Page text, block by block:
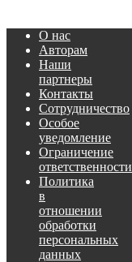
О нас
Авторам
Наши
партнеры
Контакты
Сотрудничество
Особое
уведомление
Ограничение
ответственности
Политика
в
отношении
обработки
персональных
данных